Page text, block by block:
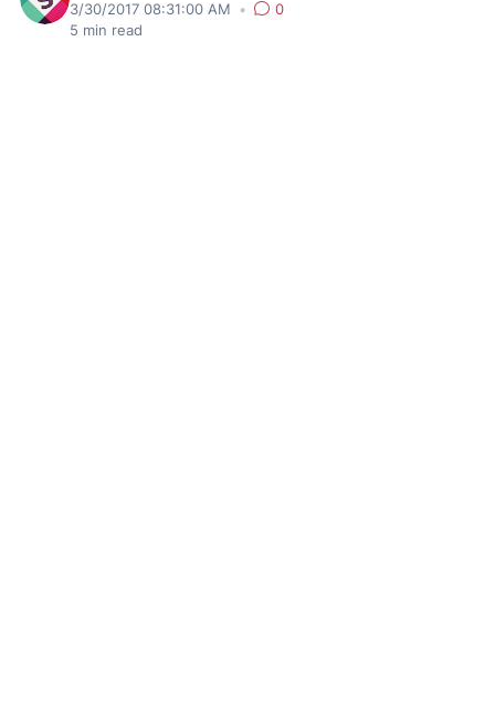
3/30/2017 08:31:00 AM •
0
5 min read